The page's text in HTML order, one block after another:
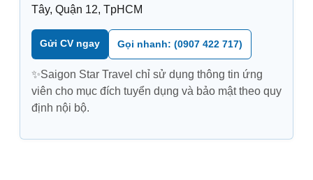
Tây, Quận 12, TpHCM
Gửi CV ngay Gọi nhanh: (0907 422 717)
✨Saigon Star Travel chỉ sử dụng thông tin ứng
viên cho mục đích tuyển dụng và bảo mật theo quy
định nội bộ.